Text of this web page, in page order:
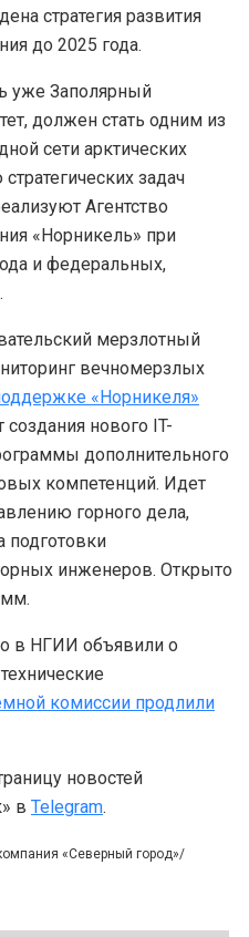
стратегия развития
до 2025 года.
уже Заполярный
должен стать одним из
сети арктических
задач
Агентство
«Норникель» при
и федеральных,
мерзлотный
вечномерзлых
«Норникеля»
нового IT-
дополнительного
компетенций. Идет
горного дела,
подготовки
инженеров. Открыто
в НГИИ объявили о
комиссии продлили
новостей
в Telegram.
«Северный город»/